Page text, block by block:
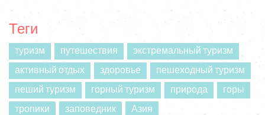
Теги
туризм путешествия
экстремальный туризм
активный отдых
здоровье
пешеходный туризм
пеший туризм
горный туризм природа
горы
тропики
заповедник
Азия